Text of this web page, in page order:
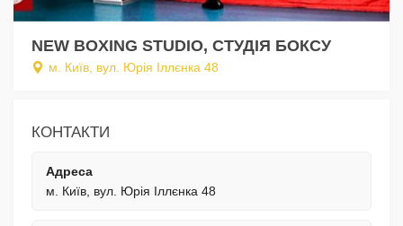
NEW BOXING STUDIO, СТУДІЯ БОКСУ
м. Київ, вул. Юрія Іллєнка 48
КОНТАКТИ
Адреса
м. Київ, вул. Юрія Іллєнка 48